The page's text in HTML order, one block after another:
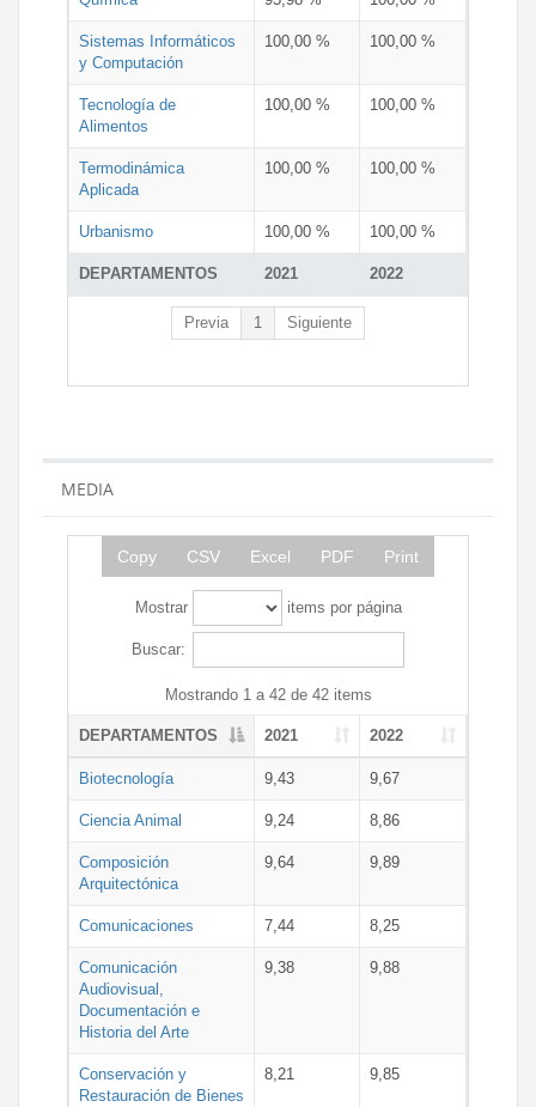
DEPARTAMENTOS 2021 2022
Sistemas Informáticos
y Computación
100,00 % 100,00 %
Tecnología de
Alimentos
100,00 % 100,00 %
Termodinámica
Aplicada
100,00 % 100,00 %
Urbanismo 100,00 % 100,00 %
Previa 1 Siguiente
MEDIA
Copy CSV Excel PDF Print
Mostrar items por página
Buscar:
Mostrando 1 a 42 de 42 items
DEPARTAMENTOS 2021 2022
Biotecnología 9,43 9,67
Ciencia Animal 9,24 8,86
Composición
Arquitectónica
9,64 9,89
Comunicaciones 7,44 8,25
Comunicación
Audiovisual,
Documentación e
Historia del Arte
9,38 9,88
Conservación y
Restauración de Bienes
8,21 9,85